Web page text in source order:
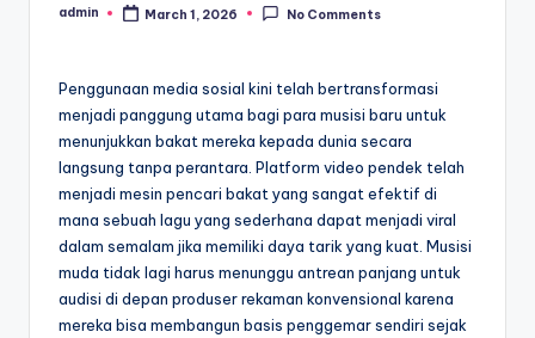
Posted
admin March 1, 2026 No Comments
Penggunaan media sosial kini telah bertransformasi
menjadi panggung utama bagi para musisi baru untuk
menunjukkan bakat mereka kepada dunia secara
langsung tanpa perantara. Platform video pendek telah
menjadi mesin pencari bakat yang sangat efektif di
mana sebuah lagu yang sederhana dapat menjadi viral
dalam semalam jika memiliki daya tarik yang kuat. Musisi
muda tidak lagi harus menunggu antrean panjang untuk
audisi di depan produser rekaman konvensional karena
mereka bisa membangun basis penggemar sendiri sejak